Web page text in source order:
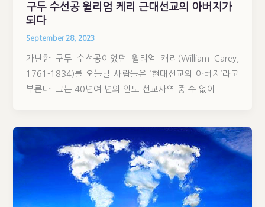
구두 수선공 윌리엄 케리 근대선교의 아버지가
되다
September 28, 2023
가난한 구두 수선공이었던 윌리엄 캐리(William Carey,
1761-1834)를 오늘날 사람들은 ‘현대선교의 아버지’라고
부른다. 그는 40년여 년의 인도 선교사역 중 수 없이